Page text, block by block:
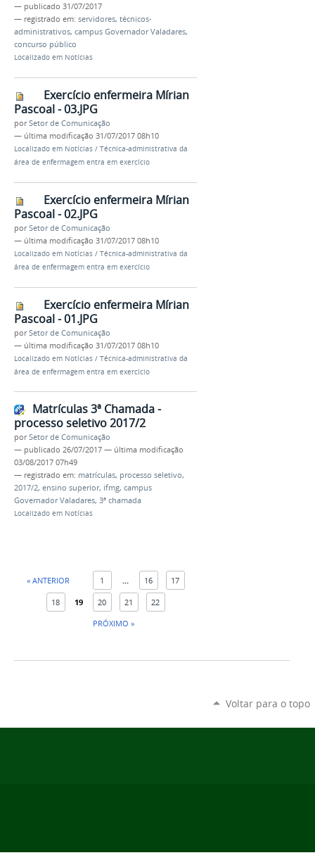
— publicado 31/07/2017
— registrado em: servidores, técnicos-
administrativos, campus Governador Valadares,
concurso público
Localizado em Notícias
Exercício enfermeira Mírian
Pascoal - 03.JPG
porSetor de Comunicação
— última modificação 31/07/2017 08h10
Localizado em Notícias / Técnica-administrativa da
área de enfermagem entra em exercício
Exercício enfermeira Mírian
Pascoal - 02.JPG
porSetor de Comunicação
— última modificação 31/07/2017 08h10
Localizado em Notícias / Técnica-administrativa da
área de enfermagem entra em exercício
Exercício enfermeira Mírian
Pascoal - 01.JPG
porSetor de Comunicação
— última modificação 31/07/2017 08h10
Localizado em Notícias / Técnica-administrativa da
área de enfermagem entra em exercício
Matrículas 3ª Chamada -
processo seletivo 2017/2
porSetor de Comunicação
— publicado 26/07/2017 — última modificação
03/08/2017 07h49
— registrado em: matrículas, processo seletivo,
2017/2, ensino superior, ifmg, campus
Governador Valadares, 3ª chamada
Localizado em Notícias
« ANTERIOR 1 ... 16 17
18 19 20 21
22
PRÓXIMO »
Voltar para o topo